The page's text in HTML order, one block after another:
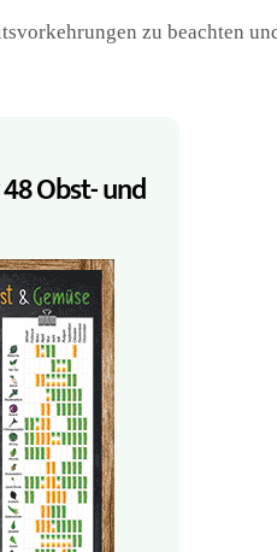
zu beachten
Obst- und